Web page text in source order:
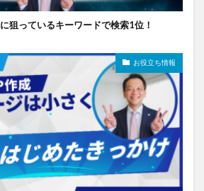
狙っているキーワードで検索1位！
お役立ち情報